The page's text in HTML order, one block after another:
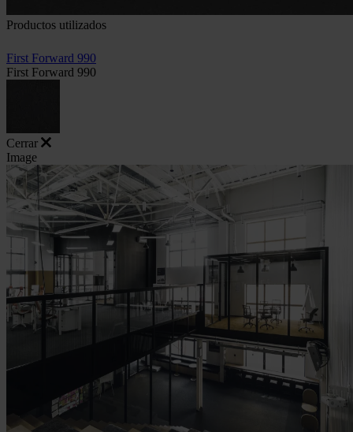
Productos utilizados
First Forward 990
First Forward 990
Cerrar
Image